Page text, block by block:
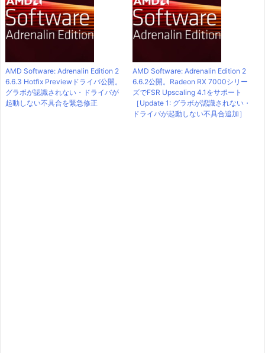
AMD Software: Adrenalin Edition 2
6.6.3 Hotfix Previewドライバ公開。
グラボが認識されない・ドライバが
起動しない不具合を緊急修正
AMD Software: Adrenalin Edition 2
6.6.2公開。Radeon RX 7000シリー
ズでFSR Upscaling 4.1をサポート
［Update 1: グラボが認識されない・
ドライバが起動しない不具合追加］